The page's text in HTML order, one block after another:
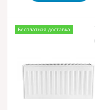
Бесплатная доставка